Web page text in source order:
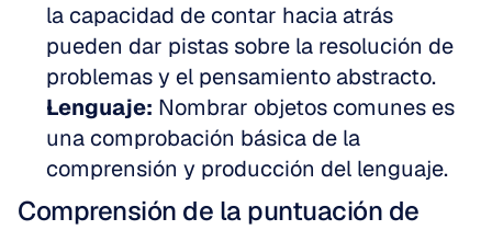
la capacidad de contar hacia atrás
pueden dar pistas sobre la resolución de
problemas y el pensamiento abstracto.
Lenguaje: Nombrar objetos comunes es
una comprobación básica de la
comprensión y producción del lenguaje.
Comprensión de la puntuación de